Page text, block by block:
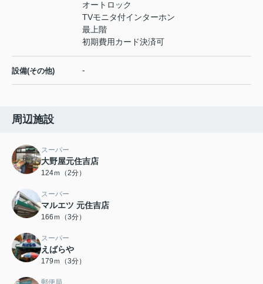
オートロック
TVモニタ付インターホン
最上階
初期費用カード決済可
設備(その他) -
周辺施設
スーパー
大野屋元住吉店
124ｍ（2分）
スーパー
マルエツ 元住吉店
166ｍ（3分）
スーパー
えばらや
179ｍ（3分）